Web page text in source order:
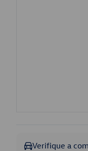
Verifique a